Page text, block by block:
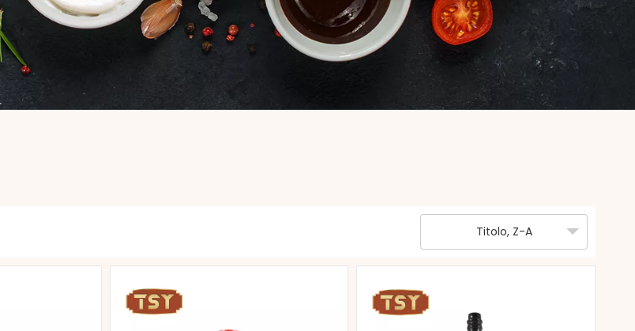
Titolo, Z-A